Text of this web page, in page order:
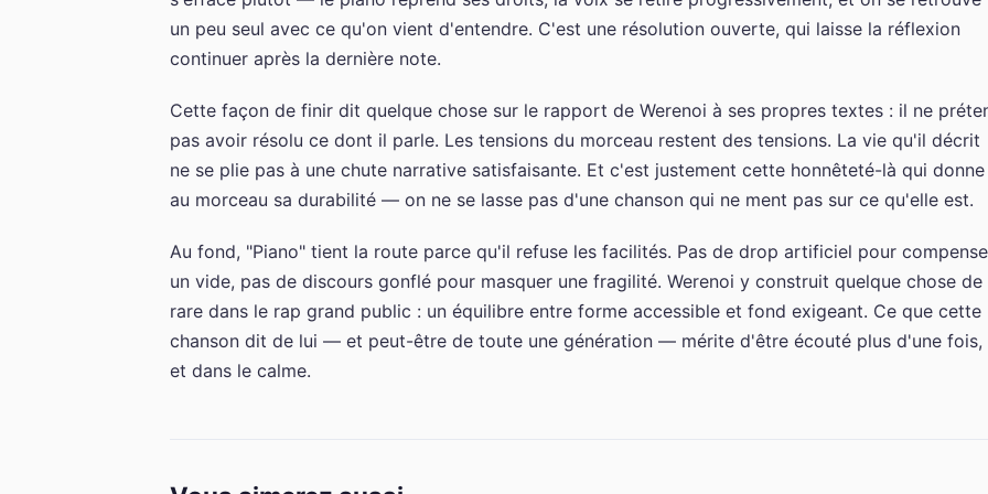
un peu seul avec ce qu'on vient d'entendre. C'est une résolution ouverte, qui laisse la réflexion
continuer après la dernière note.
Cette façon de finir dit quelque chose sur le rapport de Werenoi à ses propres textes : il ne
pas avoir résolu ce dont il parle. Les tensions du morceau restent des tensions. La vie qu'il décrit
ne se plie pas à une chute narrative satisfaisante. Et c'est justement cette honnêteté-là qui donne
au morceau sa durabilité — on ne se lasse pas d'une chanson qui ne ment pas sur ce qu'elle est.
Au fond, "Piano" tient la route parce qu'il refuse les facilités. Pas de drop artificiel pour
un vide, pas de discours gonflé pour masquer une fragilité. Werenoi y construit quelque chose de
rare dans le rap grand public : un équilibre entre forme accessible et fond exigeant. Ce que cette
chanson dit de lui — et peut-être de toute une génération — mérite d'être écouté plus d'une fois,
et dans le calme.